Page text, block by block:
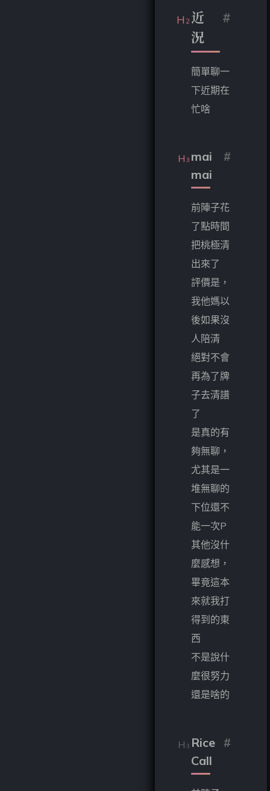
#
近
況
簡單聊一
下近期在
忙啥
#
mai
mai
前陣子花
了點時間
把桃極清
出來了
評價是，
我他媽以
後如果沒
人陪清
絕對不會
再為了牌
子去清譜
了
是真的有
夠無聊，
尤其是一
堆無聊的
下位還不
能一次P
其他沒什
麼感想，
畢竟這本
來就我打
得到的東
西
不是說什
麼很努力
還是啥的
#
Rice
Call